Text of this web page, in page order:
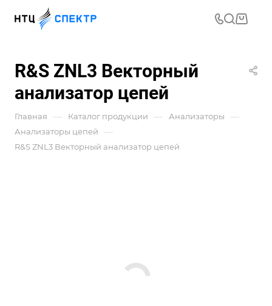
R&S ZNL3 Векторный
анализатор цепей
Главная — Каталог продукции — Анализаторы —
Анализаторы цепей —
R&S ZNL3 Векторный анализатор цепей